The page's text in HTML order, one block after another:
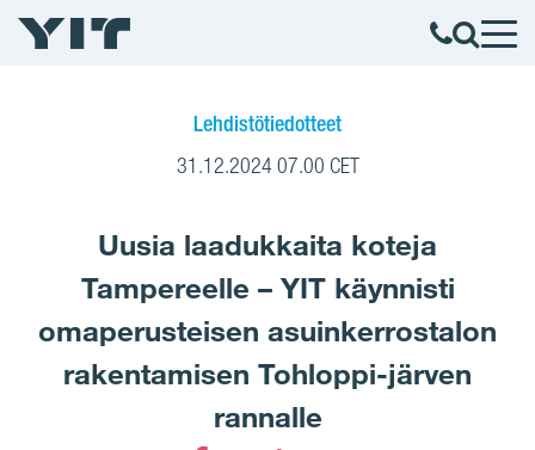
Lehdistötiedotteet
31.12.2024 07.00 CET
Uusia laadukkaita koteja
Tampereelle – YIT käynnisti
omaperusteisen asuinkerrostalon
rakentamisen Tohloppi-järven
rannalle